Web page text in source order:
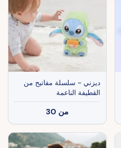
ديزني - سلسلة مفاتيح من
القطيفة الناعمة
من 30